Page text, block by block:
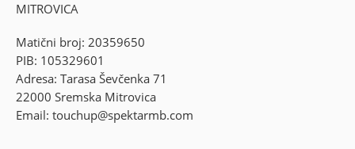
MITROVICA
Matični broj: 20359650
PIB: 105329601
Adresa: Tarasa Ševčenka 71
22000 Sremska Mitrovica
Email: touchup@spektarmb.com